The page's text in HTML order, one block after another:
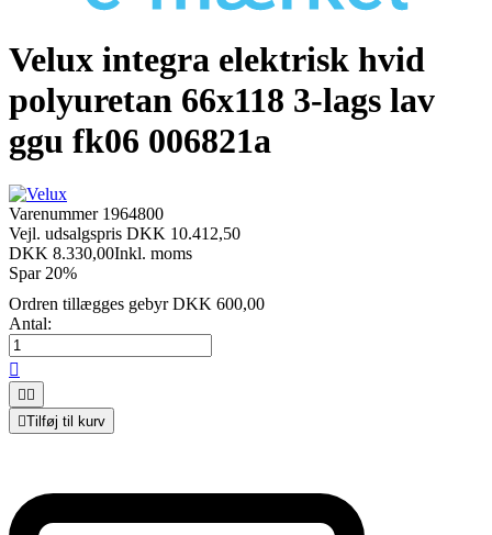
Velux integra elektrisk hvid
polyuretan 66x118 3-lags lav
ggu fk06 006821a
Varenummer 1964800
Vejl. udsalgspris DKK 10.412,50
DKK 8.330,00Inkl. moms
Spar 20%
Ordren tillægges gebyr DKK 600,00
Antal:

 
Tilføj til kurv